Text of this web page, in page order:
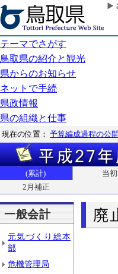
テーマでさがす
鳥取県の紹介と観光
県からのお知らせ
ネットで手続
県政情報
県の組織と仕事
現在の位置： 予算編成過程の公開
(累計) 当初
2月補正
一般会計
元気づくり総本
部
危機管理局
廃